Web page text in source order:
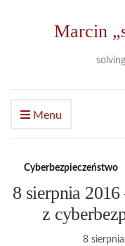
Marcin
Menu
Cyberbezpieczeństwo
8 sierpnia
z
8